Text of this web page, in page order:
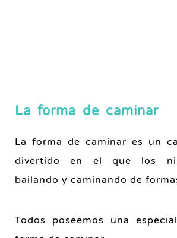
La forma de caminar
La forma de caminar es un
divertido en el que los
bailando y caminando de
Todos poseemos una